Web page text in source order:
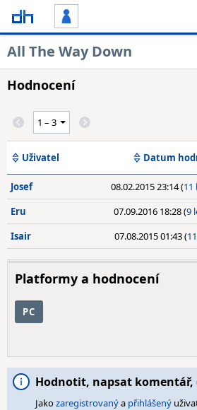
All The Way Down
Hodnocení
Uživatel Datum
Josef
08.02.2015 23:14 (11
Eru 07.09.2016 18:28 (9
Isair 07.08.2015 01:43 (
Platformy a hodnocení
PC
Hodnotit, napsat
Jakozaregistrovanýa přihlášený